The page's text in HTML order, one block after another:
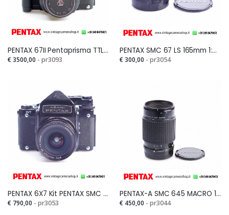
PENTAX 67II Pentaprisma TTL + TAKUMAR SMC 6X7 LS 90mm 1:2,8Si
€ 3500,00 - pr3093
PENTAX SMC 67 LS 165mm 1:4Si
€ 300,00 - pr3054
PENTAX 6X7 Kit PENTAX SMC 45mm 1:4 Si
€ 790,00 - pr3053
PENTAX-A SMC 645 MACRO 120mm 1:4Si
€ 450,00 - pr3044
casualmente
imbattuto in questo
fantastico e-
commerce mentre ero
alla ricerca di una
Pentax LX e devo dire
che, a parte il fatto di
un'offerta...
K 3. Ditta molto seria e
competente, molto
veloci ed onesti. La
consiglio
sicuramente....